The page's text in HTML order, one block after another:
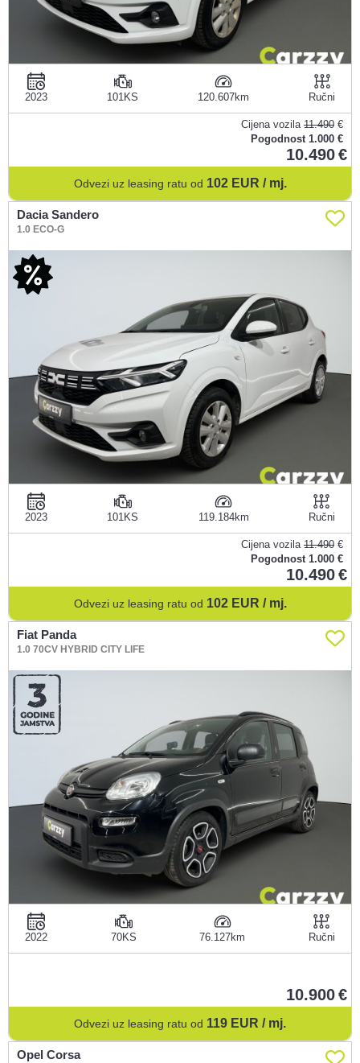
2023 101KS 120.607 Ručni
Cijena vozila 11.490 €
Pogodnost 1.000 €
10.490
Odvezi uz leasing ratu od 102 EUR / mj.
Dacia Sandero
1.0 ECO-G
2023 101KS 119.184 Ručni
Cijena vozila 11.490 €
Pogodnost 1.000 €
10.490
Odvezi uz leasing ratu od 102 EUR / mj.
Fiat Panda
1.0 70CV HYBRID CITY LIFE
2022 70KS 76.127 Ručni
10.900
Odvezi uz leasing ratu od 119 EUR / mj.
Opel Corsa